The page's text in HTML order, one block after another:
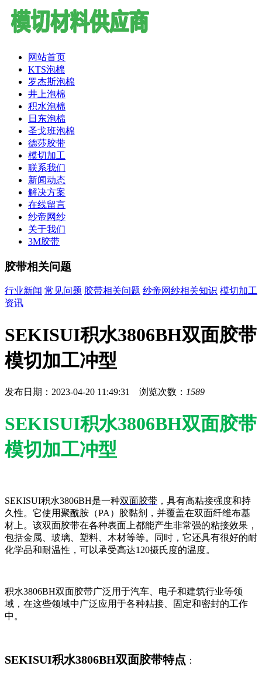
网站首页
KTS泡棉
罗杰斯泡棉
井上泡棉
积水泡棉
日东泡棉
圣戈班泡棉
德莎胶带
模切加工
联系我们
新闻动态
解决方案
在线留言
纱帝网纱
关于我们
3M胶带
胶带相关问题
行业新闻 常见问题 胶带相关问题 纱帝网纱相关知识 模切加工
资讯
SEKISUI积水3806BH双面胶带
模切加工冲型
发布日期：2023-04-20 11:49:31 浏览次数： 1589
SEKISUI积水3806BH双面胶带
模切加工冲型
SEKISUI积水3806BH是一种双面胶带 ，具有高粘接强度和持
久性。它使用聚酰胺（PA）胶黏剂，并覆盖在双面纤维布基
材上。该双面胶带在各种表面上都能产生非常强的粘接效果，
包括金属、玻璃、塑料、木材等等。同时，它还具有很好的耐
化学品和耐温性，可以承受高达120摄氏度的温度。
积水3806BH双面胶带广泛用于汽车、电子和建筑行业等领
域，在这些领域中广泛应用于各种粘接、固定和密封的工作
中。
SEKISUI积水3806BH双面胶带特点 ：